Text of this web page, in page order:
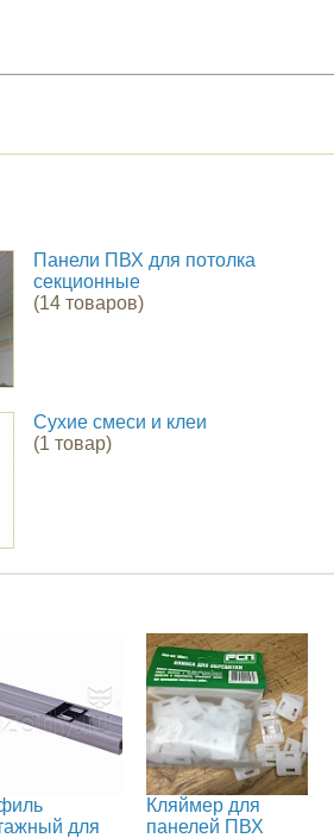
Панели ПВХ для потолка
секционные
(14 товаров)
Сухие смеси и клеи
(1 товар)
для
Кляймер для
панелей ПВХ